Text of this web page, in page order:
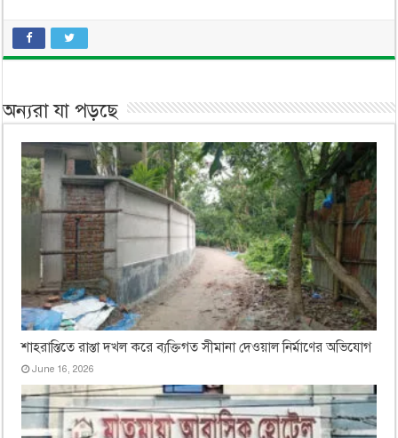
অন্যরা যা পড়ছে
শাহরাস্তিতে রাস্তা দখল করে ব্যক্তিগত সীমানা দেওয়াল নির্মাণের অভিযোগ
June 16, 2026